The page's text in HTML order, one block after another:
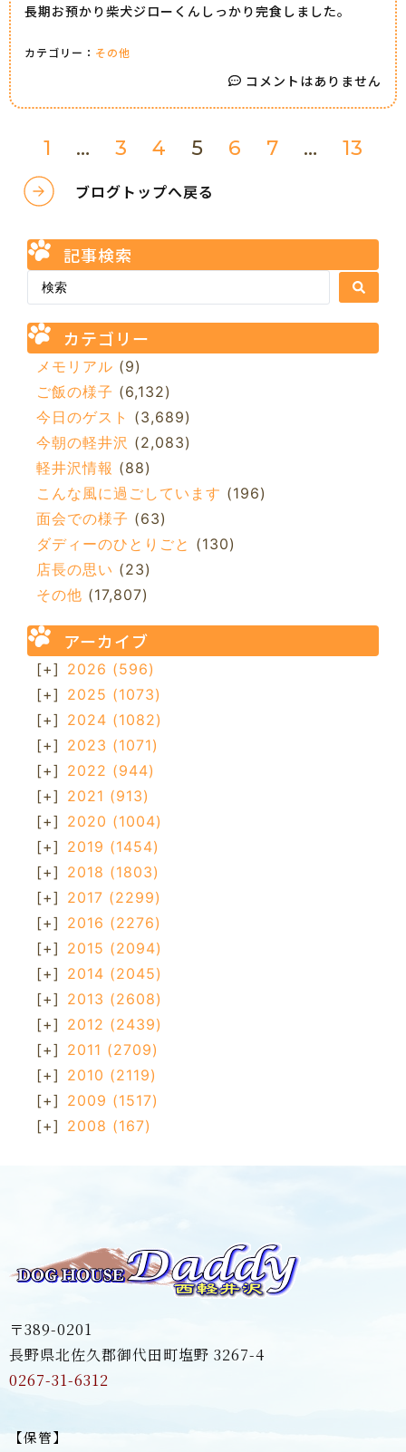
長期お預かり柴犬ジローくんしっかり完食しました。
カテゴリー： その他
コメントはありません
1 … 3 4 5 6 7 … 13
ブログトップへ戻る
記事検索
カテゴリー
メモリアル (9)
ご飯の様子 (6,132)
今日のゲスト (3,689)
今朝の軽井沢 (2,083)
軽井沢情報 (88)
こんな風に過ごしています (196)
面会での様子 (63)
ダディーのひとりごと (130)
店長の思い (23)
その他 (17,807)
アーカイブ
[+] 2026 (596)
[+] 2025 (1073)
[+] 2024 (1082)
[+] 2023 (1071)
[+] 2022 (944)
[+] 2021 (913)
[+] 2020 (1004)
[+] 2019 (1454)
[+] 2018 (1803)
[+] 2017 (2299)
[+] 2016 (2276)
[+] 2015 (2094)
[+] 2014 (2045)
[+] 2013 (2608)
[+] 2012 (2439)
[+] 2011 (2709)
[+] 2010 (2119)
[+] 2009 (1517)
[+] 2008 (167)
〒389-0201
長野県北佐久郡御代田町塩野 3267-4
0267-31-6312
【保管】